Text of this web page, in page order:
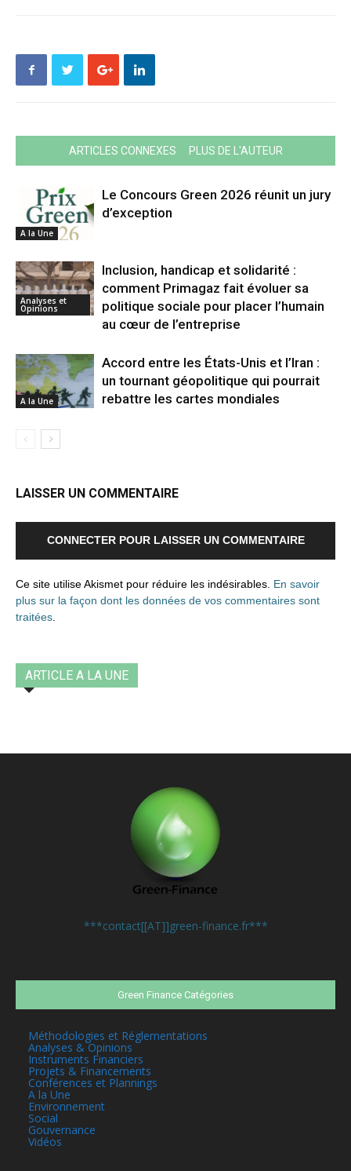
ARTICLES CONNEXES PLUS DE L'AUTEUR
A la Une
Le Concours Green 2026 réunit un jury
d’exception
Analyses et
Opinions
Inclusion, handicap et solidarité :
comment Primagaz fait évoluer sa
politique sociale pour placer l’humain
au cœur de l’entreprise
A la Une
Accord entre les États-Unis et l’Iran :
un tournant géopolitique qui pourrait
rebattre les cartes mondiales
LAISSER UN COMMENTAIRE
CONNECTER POUR LAISSER UN COMMENTAIRE
Ce site utilise Akismet pour réduire les indésirables. En savoir
plus sur la façon dont les données de vos commentaires sont
traitées
ARTICLE A LA UNE
***contact[[AT]]green-finance.fr***
Green Finance Catégories
Méthodologies et Réglementations
Analyses & Opinions
Instruments Financiers
Projets & Financements
Conférences et Plannings
A la Une
Environnement
Social
Gouvernance
Vidéos